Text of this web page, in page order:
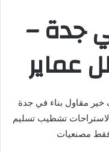
جدة –
عماير
خير مقاول بناء في جدة
والاستراحات تشطيب تسليم
مصنعيات